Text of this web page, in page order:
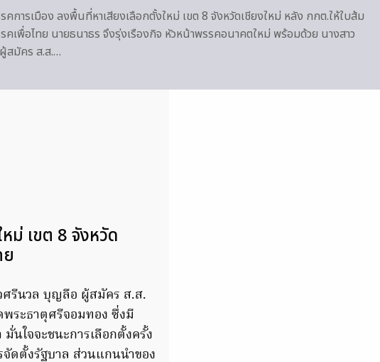
การเมือง ลงพื้นที่หาเสียงเลือกตั้งใหม่ เขต 8 จังหวัดเชียงใหม่ หลัง กกต.ให้ใบส้ม
เพื่อไทย นายธนาธร จึงรุ่งเรืองกิจ หัวหน้าพรรคอนาคตใหม่ พร้อมด้วย นางสาว
มัคร ส.ส.…
ม่ เขต 8 จังหวัด
ศรีนวล บุญลือ ผู้สมัคร ส.ส.
พระธาตุศรีจอมทอง ซึ่งมี
นใจจะชนะการเลือกตั้งครั้ง
ดตั้งรัฐบาล ส่วนแกนนำของ